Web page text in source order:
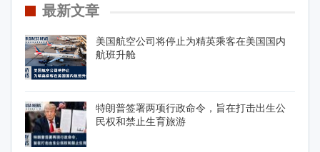
最新文章
美国航空公司将停止为精英乘客在美国国内
航班升舱
特朗普签署两项行政命令，旨在打击出生公
民权和禁止生育旅游